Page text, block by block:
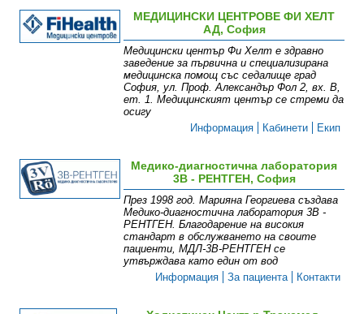
МЕДИЦИНСКИ ЦЕНТРОВЕ ФИ ХЕЛТ
АД, София
Медицински център Фи Хелт е здравно
заведение за първична и специализирана
медицинска помощ със седалище град
София, ул. Проф. Александър Фол 2, вх. В,
ет. 1. Медицинският център се стреми да
осигу
Информация
Кабинети Екип
Медико-диагностична лаборатория
3В - РЕНТГЕН, София
През 1998 год. Марияна Георгиева създава
Медико-диагностична лаборатория 3В -
РЕНТГЕН. Благодарение на високия
стандарт в обслужването на своите
пациенти, МДЛ-3В-РЕНТГЕН се
утвърждава като един от вод
Информация
За пациента Контакти